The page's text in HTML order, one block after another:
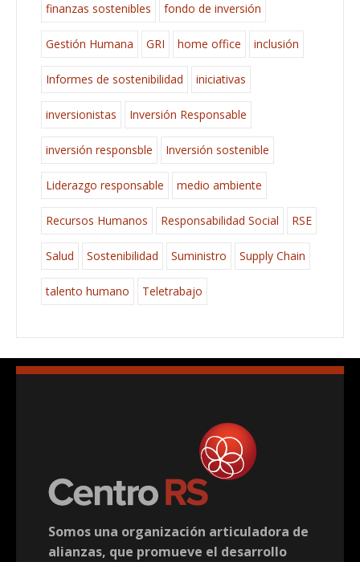
finanzas sostenibles fondo de inversión
Gestión Humana GRI home office inclusión
Informes de sostenibilidad iniciativas
inversionistas Inversión Responsable
inversión responsble Inversión sostenible
Liderazgo responsable medio ambiente
Recursos Humanos Responsabilidad Social RSE
Salud Sostenibilidad Suministro Supply Chain
talento humano Teletrabajo
Somos una organización articuladora de
alianzas, que promueve el desarrollo